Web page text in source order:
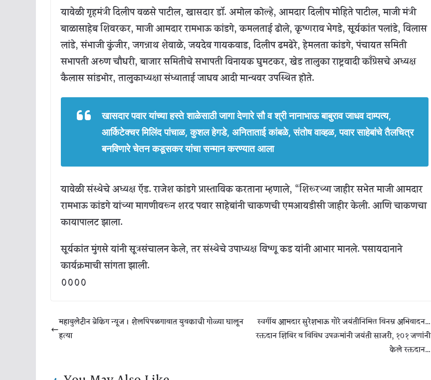
यावेळी गृहमंत्री दिलीप वळसे पाटील, खासदार डॉ. अमोल कोल्हे, आमदार दिलीप मोहिते पाटील, माजी मंत्री
बाळासाहेब शिवरकर, माजी आमदार रामभाऊ कांडगे, कमलताई ढोले, कृष्णराव भेगडे, सूर्यकांत पलांडे, विलास
लांडे, संभाजी कुंजीर, जगन्नाथ शेवाळे, जयदेव गायकवाड, दिलीप ढमढेरे, हेमलता कांडगे, पंचायत समिती
सभापती अरुण चौधरी, बाजार समितीचे सभापती विनायक घुमटकर, खेड तालुका राष्ट्रवादी काँग्रेसचे अध्यक्ष
कैलास सांडभोर, तालुकाध्यक्षा संध्याताई जाधव आदी मान्यवर उपस्थित होते.
खासदार पवार यांच्या हस्ते शाळेसाठी जागा देणारे सौ व श्री नानाभाऊ बाबुराव जाधव दाम्पत्य,
आर्किटेक्चर मिलिंद पांचाळ, कुशल हेगडे, अनिताताई कांबळे, संतोष वाव्हळ, पवार साहेबांचे तैलचित्र
बनविणारे चेतन कडूसकर यांचा सन्मान करण्यात आला
यावेळी संस्थेचे अध्यक्ष ऍड. राजेश कांडगे प्रास्ताविक करताना म्हणाले, “शिरूरच्या जाहीर सभेत माजी आमदार
रामभाऊ कांडगे यांच्या मागणीवरून शरद पवार साहेबांनी चाकणची एमआयडीसी जाहीर केली. आणि चाकणचा
कायापालट झाला.
सूर्यकांत मुंगसे यांनी सूत्रसंचालन केले, तर संस्थेचे उपाध्यक्ष विष्णू कड यांनी आभार मानले. पसायदानाने
कार्यक्रमाची सांगता झाली.
००००
महाबुलेटीन ब्रेकिंग न्यूज । शेलपिंपळगावात युवकाची गोळ्या घालून
हत्या
स्वर्गीय आमदार सुरेशभाऊ गोरे जयंतीनिमित्त विनम्र अभिवादन…
रक्तदान शिबिर व विविध उपक्रमांनी जयंती साजरी, १०१ जणांनी
केले रक्तदान…